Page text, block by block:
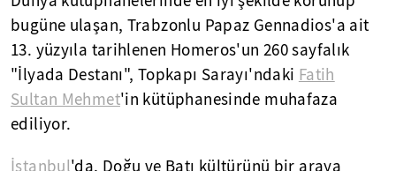
bugüne ulaşan, Trabzonlu Papaz Gennadios'a ait
13. yüzyıla tarihlenen Homeros'un 260 sayfalık
"İlyada Destanı", Topkapı Sarayı'ndaki Fatih
Sultan Mehmet'in kütüphanesinde muhafaza
ediliyor.
İstanbul'da, Doğu ve Batı kültürünü bir araya